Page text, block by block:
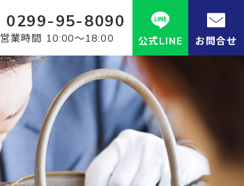
0299-95-8090
営業時間 10:00～18:00 公式LINE お問合せ